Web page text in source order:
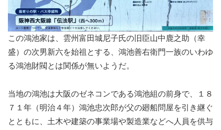
この鴻池家は、雲州富田城尼子氏の旧臣山中鹿之助（幸
盛）の次男新六を始祖とする、鴻池善右衛門一族のいわゆ
る鴻池財閥とは関係が無いようだ。
当地の鴻池は大阪のゼネコンである鴻池組の前身で、１８
７１年（明治４年）鴻池忠次郎が父の廻船問屋を引き継ぐ
とともに、土木や建築の事業場や製造業などへ人員を供与